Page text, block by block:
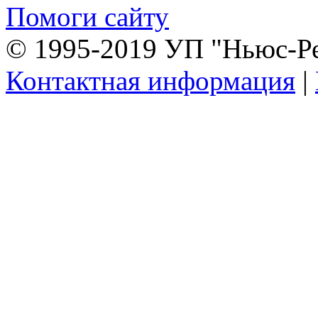
Помоги сайту
© 1995-2019 УП "Ньюс-
Контактная информация |